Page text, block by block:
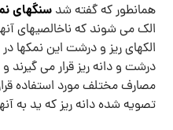
همانطور که گفته شدسنگهای
الک می شوند که ناخالصیهای
الکهای ریز و درشت این نمکها
درشت و دانه ریز قرار می گیرند
مصارف مختلف مورد استفاده
تصویه شده دانه ریز که ید به